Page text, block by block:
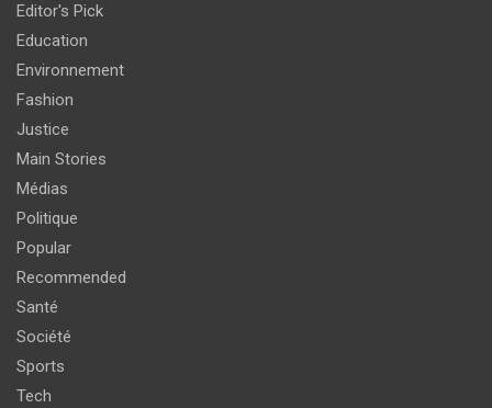
Editor's Pick
Education
Environnement
Fashion
Justice
Main Stories
Médias
Politique
Popular
Recommended
Santé
Société
Sports
Tech